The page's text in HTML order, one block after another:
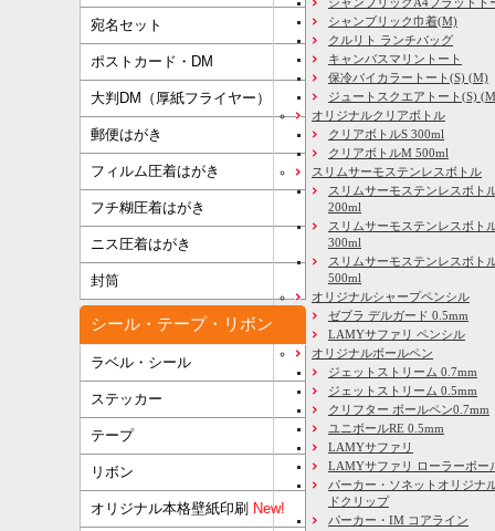
宛名セット
ポストカード・DM
大判DM（厚紙フライヤー）
郵便はがき
フィルム圧着はがき
フチ糊圧着はがき
ニス圧着はがき
封筒
シール・テープ・リボン
ラベル・シール
ステッカー
テープ
リボン
オリジナル本格壁紙印刷 New!
シャンブリック巾着(M)
クルリト ランチバッグ
キャンバスマリントート
保冷バイカラートート(S) (M)
ジュートスクエアトート(S)
オリジナルクリアボトル
クリアボトルS 300ml
クリアボトルM 500ml
スリムサーモステンレスボトル
スリムサーモステンレスボト
200ml
スリムサーモステンレスボト
300ml
スリムサーモステンレスボト
500ml
オリジナルシャープペンシル
ゼブラ デルガード 0.5mm
LAMYサファリ ペンシル
オリジナルボールペン
ジェットストリーム 0.7mm
ジェットストリーム 0.5mm
クリフター ボールペン0.7mm
ユニボールRE 0.5mm
LAMYサファリ
LAMYサファリ ローラーボー
パーカー・ソネットオリジナ
ドクリップ
パーカー・IM コアライン